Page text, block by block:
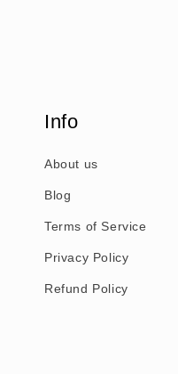
Info
About us
Blog
Terms of Service
Privacy Policy
Refund Policy